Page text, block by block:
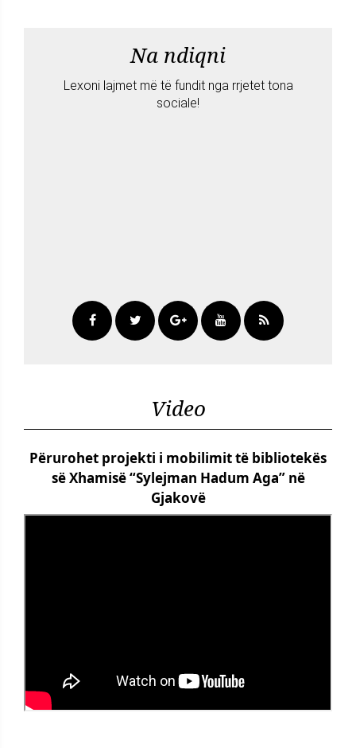
Na ndiqni
Lexoni lajmet më të fundit nga rrjetet tona
sociale!
Video
Përurohet projekti i mobilimit të bibliotekës
së Xhamisë “Sylejman Hadum Aga” në
Gjakovë